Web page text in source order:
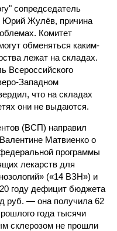
сопредседатель
Юрий Жулёв, причина
Комитет
обменяться каким-
лежат на складах.
Всероссийского
Западном
что на складах
они не выдаются.
(ВСП) направил
Матвиенко о
программы
лекарств для
(«14 ВЗН») и
году дефицит бюджета
руб. — она получила 62
года тысячи
склерозом не прошли